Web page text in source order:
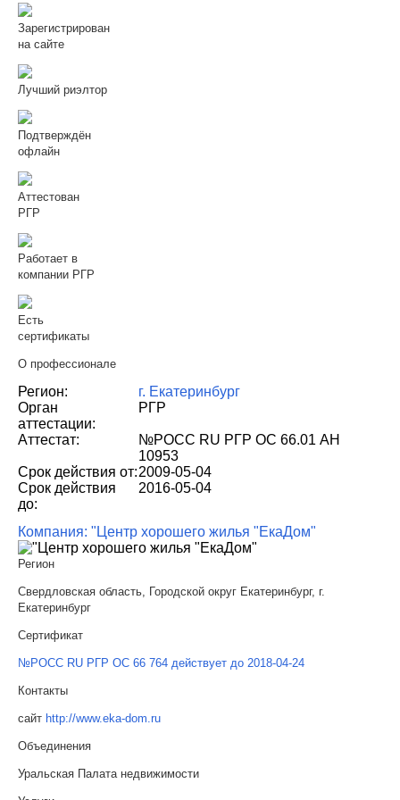
Зарегистрирован
на сайте
Лучший риэлтор
Подтверждён
офлайн
Аттестован
РГР
Работает в
компании РГР
Есть
сертификаты
О профессионале
Регион:
г. Екатеринбург
Орган
аттестации:
РГР
Аттестат:
№РОСС RU РГР ОС 66.01 АН
10953
Срок действия от:2009-05-04
Срок действия
до:
2016-05-04
Компания: "Центр хорошего жилья "ЕкаДом"
Регион
Свердловская область, Городской округ Екатеринбург, г.
Екатеринбург
Сертификат
№РОСС RU РГР ОС 66 764 действует до 2018-04-24
Контакты
сайт http://www.eka-dom.ru
Объединения
Уральская Палата недвижимости